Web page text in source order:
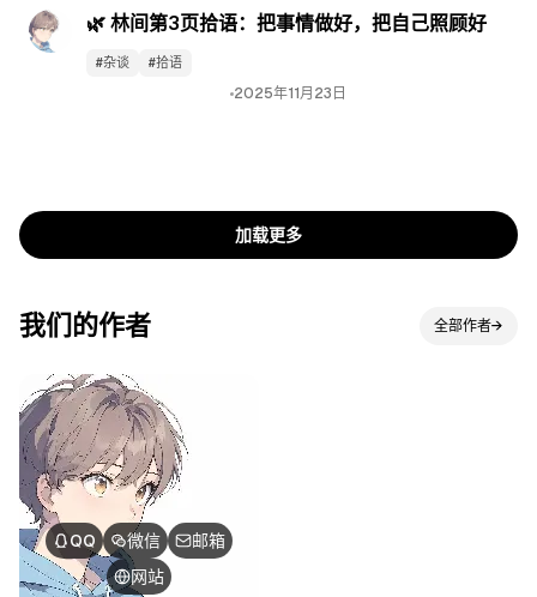
🌿 林间第3页拾语：把事情做好，把自己照顾好
#杂谈 #拾语
2025年11月23日
加载更多
我们的作者 全部作者→
QQ 微信
邮箱
网站